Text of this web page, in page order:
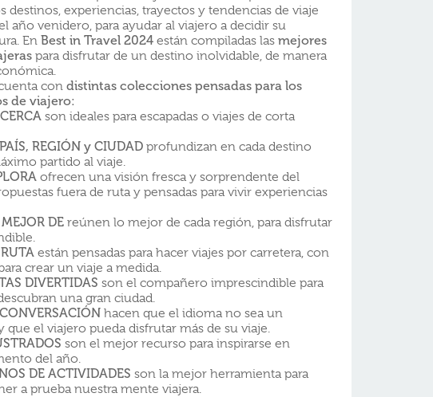
destinos, experiencias, trayectos y tendencias de viaje
año venidero, para ayudar al viajero a decidir su
En Best in Travel 2024 están compiladas las mejores
para disfrutar de un destino inolvidable, de manera
con distintas colecciones pensadas para los
de viajero:
son ideales para escapadas o viajes de corta
REGIÓN y CIUDAD profundizan en cada destino
partido al viaje.
ofrecen una visión fresca y sorprendente del
fuera de ruta y pensadas para vivir experiencias
DE reúnen lo mejor de cada región, para disfrutar
están pensadas para hacer viajes por carretera, con
crear un viaje a medida.
DIVERTIDAS son el compañero imprescindible para
una gran ciudad.
hacen que el idioma no sea un
el viajero pueda disfrutar más de su viaje.
son el mejor recurso para inspirarse en
del año.
DE ACTIVIDADES son la mejor herramienta para
a prueba nuestra mente viajera.